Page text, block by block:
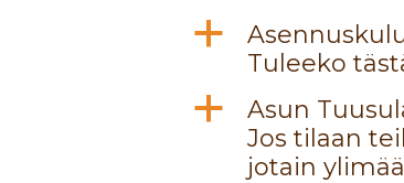
a
Tuleeko
a
Asun
Jos tilaan
jotain